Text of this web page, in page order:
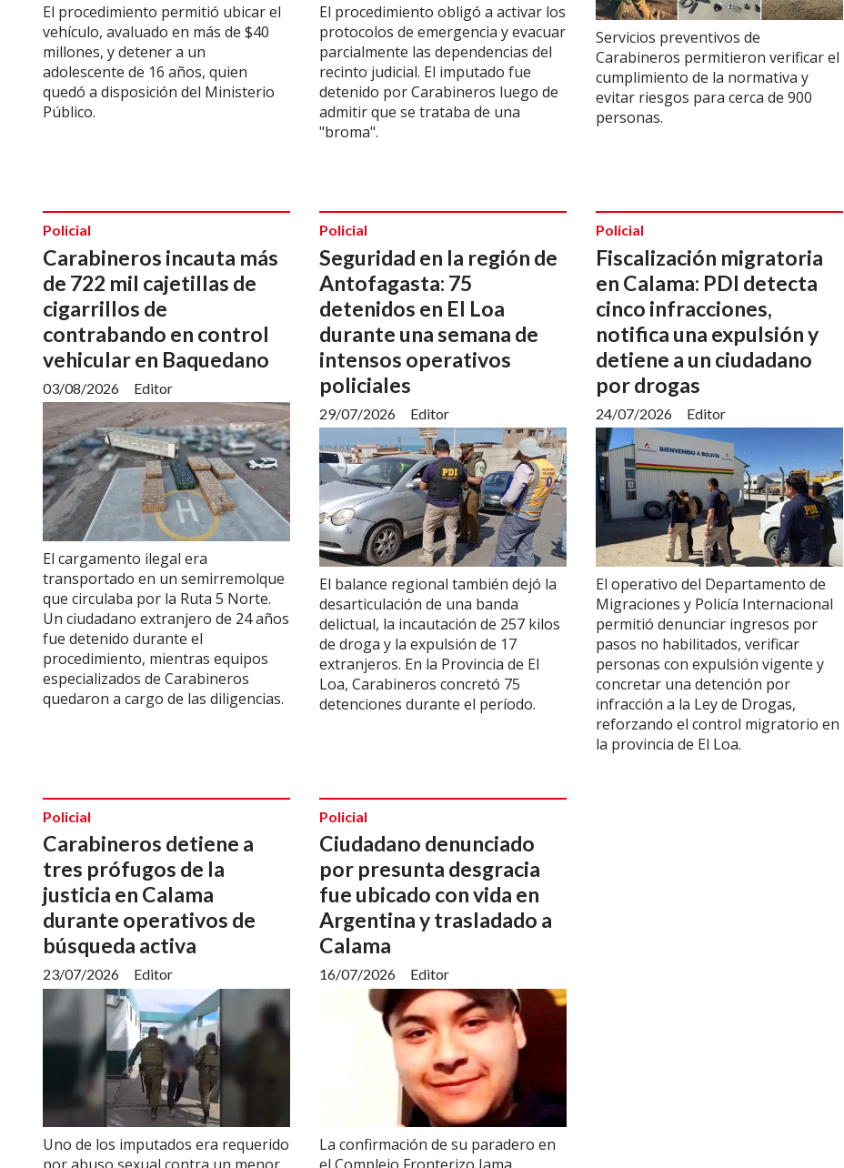
El procedimiento permitió ubicar el
vehículo, avaluado en más de $40
millones, y detener a un
adolescente de 16 años, quien
quedó a disposición del Ministerio
Público.
El procedimiento obligó a activar los
protocolos de emergencia y evacuar
parcialmente las dependencias del
recinto judicial. El imputado fue
detenido por Carabineros luego de
admitir que se trataba de una
"broma".
Servicios preventivos de
Carabineros permitieron verificar el
cumplimiento de la normativa y
evitar riesgos para cerca de 900
personas.
Carabineros incauta más
de 722 mil cajetillas de
cigarrillos de
contrabando en control
vehicular en Baquedano
Editor
Policial
03/08/2026
El cargamento ilegal era
transportado en un semirremolque
que circulaba por la Ruta 5 Norte.
Un ciudadano extranjero de 24 años
fue detenido durante el
procedimiento, mientras equipos
especializados de Carabineros
quedaron a cargo de las diligencias.
Seguridad en la región de
Antofagasta: 75
detenidos en El Loa
durante una semana de
intensos operativos
policiales
Editor
Policial
29/07/2026
El balance regional también dejó la
desarticulación de una banda
delictual, la incautación de 257 kilos
de droga y la expulsión de 17
extranjeros. En la Provincia de El
Loa, Carabineros concretó 75
detenciones durante el período.
Fiscalización migratoria
en Calama: PDI detecta
cinco infracciones,
notifica una expulsión y
detiene a un ciudadano
por drogas
Editor
Policial
24/07/2026
El operativo del Departamento de
Migraciones y Policía Internacional
permitió denunciar ingresos por
pasos no habilitados, verificar
personas con expulsión vigente y
concretar una detención por
infracción a la Ley de Drogas,
reforzando el control migratorio en
la provincia de El Loa.
Carabineros detiene a
tres prófugos de la
justicia en Calama
durante operativos de
búsqueda activa
Editor
Policial
23/07/2026
Uno de los imputados era requerido
Ciudadano denunciado
por presunta desgracia
fue ubicado con vida en
Argentina y trasladado a
Calama
Editor
Policial
16/07/2026
La confirmación de su paradero en